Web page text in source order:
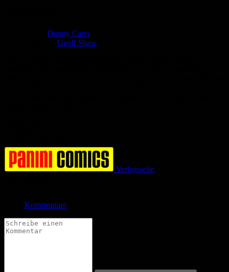
Donny Cates
Geoff Shaw
Verlagsseite
Kommentare